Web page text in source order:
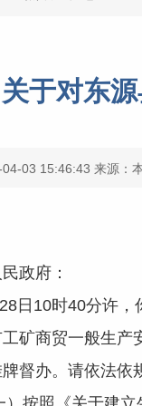
关于对东
03 15:46:43 来源：
政府：
10时40分许，你
工矿商贸一般生
督办。请依法依